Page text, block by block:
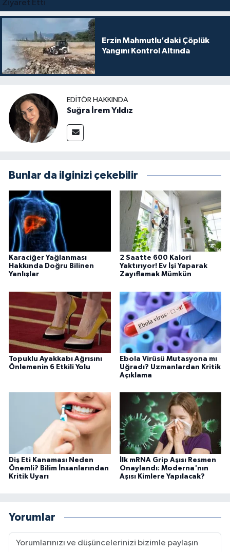
Erzin Mahmutlu’daki Çöplük
Yangını Kontrol Altında
EDITÖR HAKKINDA
Suğra İrem Yıldız
Bunlar da ilginizi çekebilir
Karaciğer Yağlanması
Hakkında Doğru Bilinen
Yanlışlar
2 Saatte 600 Kalori
Yaktırıyor! Ev İşi Yaparak
Zayıflamak Mümkün
Topuklu Ayakkabı Ağrısını
Önlemenin 6 Etkili Yolu
Ebola Virüsü Mutasyona mı
Uğradı? Uzmanlardan Kritik
Açıklama
Diş Eti Kanaması Neden
Önemli? Bilim İnsanlarından
Kritik Uyarı
İlk mRNA Grip Aşısı Resmen
Onaylandı: Moderna'nın
Aşısı Kimlere Yapılacak?
Yorumlar